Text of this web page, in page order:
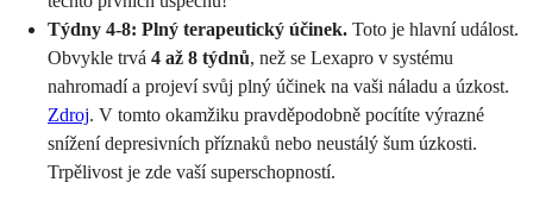
Týdny 4-8: Plný terapeutický účinek. Toto je hlavní událost.
Obvykle trvá 4 až 8 týdnů, než se Lexapro v systému
nahromadí a projeví svůj plný účinek na vaši náladu a úzkost.
Zdroj. V tomto okamžiku pravděpodobně pocítíte výrazné
snížení depresivních příznaků nebo neustálý šum úzkosti.
Trpělivost je zde vaší superschopností.